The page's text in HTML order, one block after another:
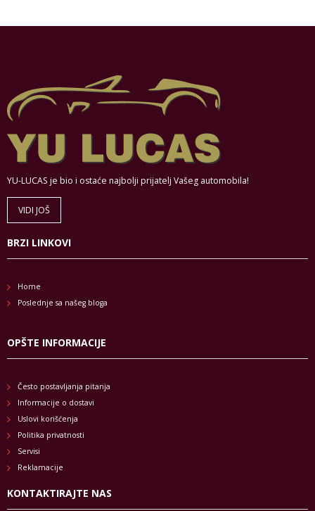
YU-LUCAS je bio i ostaće najbolji prijatelj Vašeg automobila!
VIDI JOŠ
BRZI LINKOVI
Home
Poslednje sa našeg bloga
OPŠTE INFORMACIJE
Često postavljanja pitanja
Informacije o dostavi
Uslovi korišćenja
Politika privatnosti
Servisi
Reklamacije
KONTAKTIRAJTE NAS